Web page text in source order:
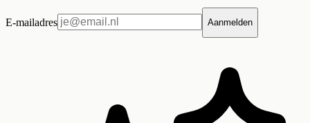
E-mailadres Aanmelden